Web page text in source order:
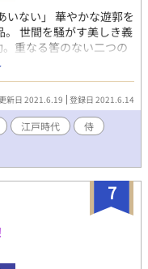
いない」 華やかな遊郭を
世間を騒がす美しき義
重なる筈のない二つの
一夜が全てを変えた物
ですが、ちゃんとBLに
新日 2021.6.19 登録日 2021.6.14
江戸時代
侍
7